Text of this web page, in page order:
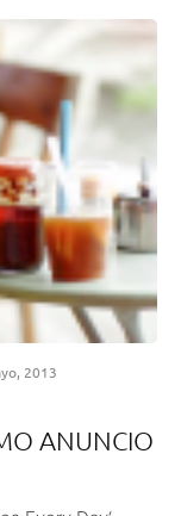
2013
ANUNCIO